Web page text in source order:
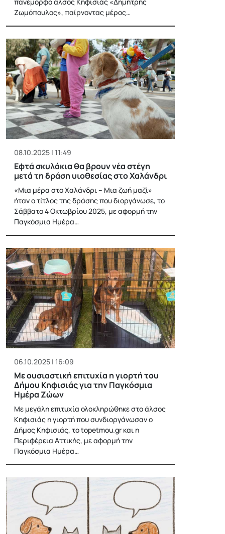
Ζωμόπουλος», παίρνοντας μέρος…
08.10.2025 | 11:49
Εφτά σκυλάκια θα βρουν νέα στέγη
μετά τη δράση υιοθεσίας στο Χαλάνδρι
«Μια μέρα στο Χαλάνδρι – Μια ζωή μαζί»
ήταν ο τίτλος της δράσης που διοργάνωσε, το
Σάββατο 4 Οκτωβρίου 2025, με αφορμή την
Παγκόσμια Ημέρα…
06.10.2025 | 16:09
Με ουσιαστική επιτυχία η γιορτή του
Δήμου Κηφισιάς για την Παγκόσμια
Ημέρα Ζώων
Με μεγάλη επιτυχία ολοκληρώθηκε στο άλσος
Κηφισιάς η γιορτή που συνδιοργάνωσαν ο
Δήμος Κηφισιάς, το topetmou.gr και η
Περιφέρεια Αττικής, με αφορμή την
Παγκόσμια Ημέρα…